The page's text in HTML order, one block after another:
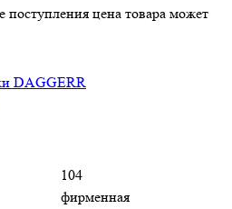
цена товара может
DAGGERR
104
фирменная